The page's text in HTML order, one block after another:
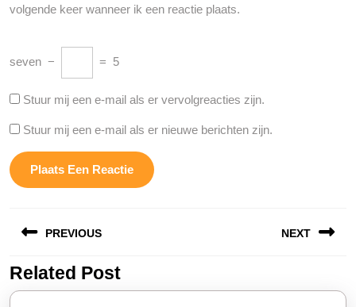
volgende keer wanneer ik een reactie plaats.
seven − = 5
Stuur mij een e-mail als er vervolgreacties zijn.
Stuur mij een e-mail als er nieuwe berichten zijn.
PREVIOUS
Vorige
bericht:
NEXT
bericht:
Related Post